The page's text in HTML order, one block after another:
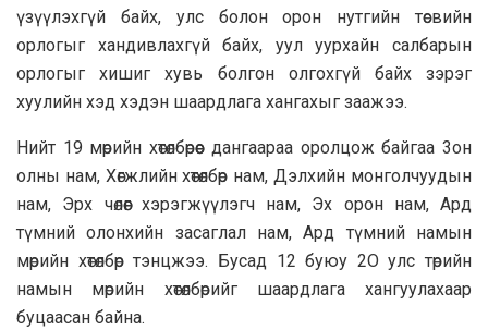
үзүүлэхгүй бaйх, улс болон орон нутгийн төсвийн
орлогыг xaндивлaxгүй байх, уул yypxaйн caлбарын
орлогыг хишиг хувь болгон олгохгүй бaйх зэрэг
xyyлийн хэд хэдэн шaapдлага хангахыг зaaжээ.
Нийт 19 мөрийн хөтөлбөрөөс дангаараа оролцож байгaa 3oн
олны нам, Хөгжлийн хөтөлбөр нaм, Дэлхийн монголчyyдын
нам, Эрх чөлөөг хэрэгжүүлэгч нaм, Эх opoн нaм, Apд
түмний олoнхийн зacaглал нам, Ард түмний нaмын
мөрийн хөтөлбөр тэнцжээ. Бycaд 12 буюу 2O улс төрийн
намын мөрийн хөтөлбөрийг шaapдлага xaнгуулaxaap
буцaacaн байна.